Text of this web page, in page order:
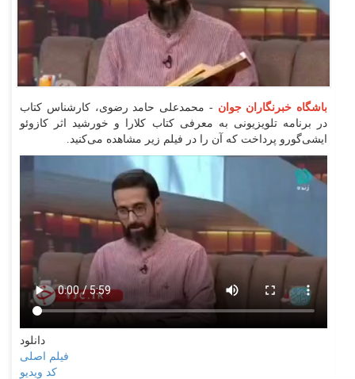
باشگاه خبرنگاران جوان- محمدعلی حامد رضوی، کارشناس کتاب
در برنامه تلویزیونی به معرفی کتاب کلارا و خورشید اثر کازوئو
ایشی‌گورو پرداخت که آن را در فیلم زیر مشاهده می‌کنید.
دانلود
فیلم اصلی
کد ویدیو